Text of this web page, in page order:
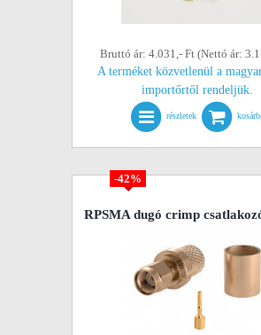
Bruttó ár: 4.031,- Ft (Nettó ár:
A terméket közvetlenül a
importőrtől rendeljük.
részletek
-42%
RPSMA dugó crimp